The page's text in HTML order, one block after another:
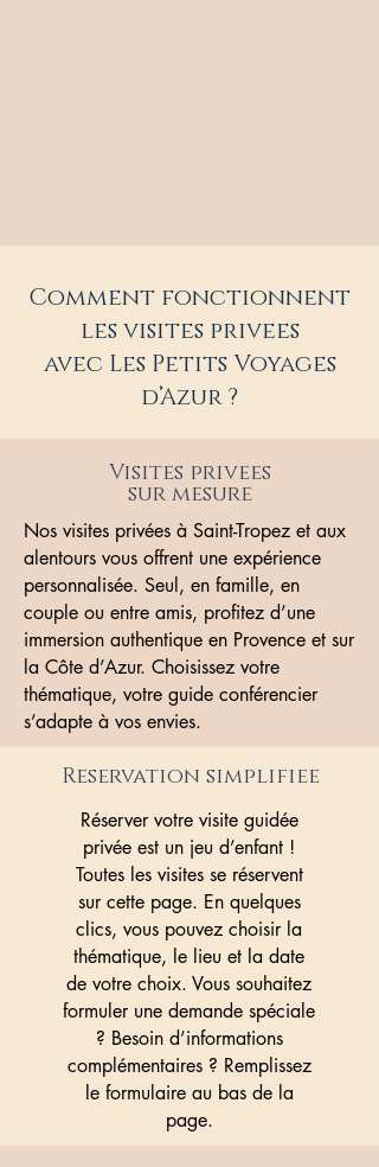
Comment fonctionnent
les visites privees
avec Les Petits Voyages
d’Azur ?
Visites privees
sur mesure
Nos visites privées à Saint-Tropez et aux
alentours vous offrent une expérience
personnalisée. Seul, en famille, en
couple ou entre amis, profitez d’une
immersion authentique en Provence et sur
la Côte d’Azur. Choisissez votre
thématique, votre guide conférencier
s’adapte à vos envies.
Reservation simplifiee
Réserver votre visite guidée
privée est un jeu d’enfant !
Toutes les visites se réservent
sur cette page. En quelques
clics, vous pouvez choisir la
thématique, le lieu et la date
de votre choix. Vous souhaitez
formuler une demande spéciale
? Besoin d’informations
complémentaires ? Remplissez
le formulaire au bas de la
page.